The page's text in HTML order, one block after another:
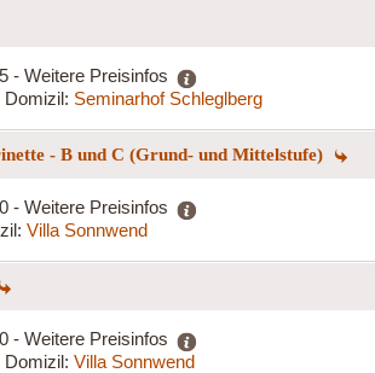
- Weitere Preisinfos
Domizil: Seminarhof Schleglberg
- B und C (Grund- und Mittelstufe)
- Weitere Preisinfos
Villa Sonnwend
- Weitere Preisinfos
Domizil: Villa Sonnwend